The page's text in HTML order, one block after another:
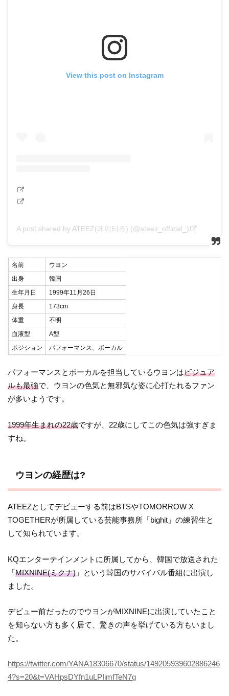
View this post on Instagram
A post shared by ATEEZ(에이티즈) (@ateez_official_)
名前
ウヨン
出身
韓国
生年月日
1999年11月26日
身長
173cm
体重
不明
血液型
A型
ポジション
パフォーマンス、ボーカル
パフォーマンスとボーカルを担当しているウヨンはビジュア
ルも最強で、ウヨンの色気と無邪気な姿に心打たれるファン
が多いようです。
1999年生まれの22歳ですが、22歳にしてこの色気は強すぎま
すね。
ウヨンの経歴は?
ATEEZとしてデビューする前はBTSやTOMORROW X
TOGETHERが所属している芸能事務所「bighit」の練習生と
して知られています。
KQエンターテインメントに所属してから、韓国で放送された
「MIXNINE(ミクナ) 」という韓国のサバイバル番組に出演し
ました。
デビュー前だったのでウヨンがMIXNINEに出演していたこと
を知らない方も多く居て、驚きの声を挙げている方もいまし
た。
https://twitter.com/YANA18306670/status/149205939602886246
4?s=20&t=VAHpsDYfn1uLPIimfTeN7g